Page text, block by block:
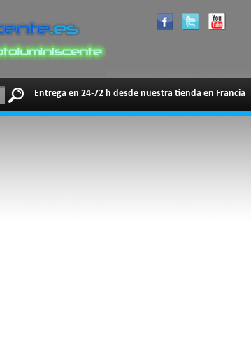
Entrega en 24-72 h desde nuestra tienda en Francia